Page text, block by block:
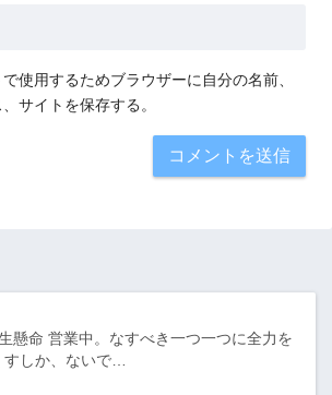
使用するためブラウザーに自分の名前、
サイトを保存する。
懸命 営業中。なすべき一つ一つに全力を
すしか、ないで…